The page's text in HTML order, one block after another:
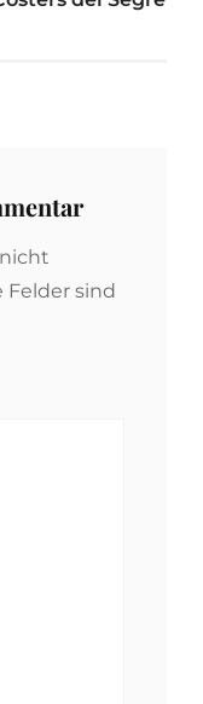
Felder sind